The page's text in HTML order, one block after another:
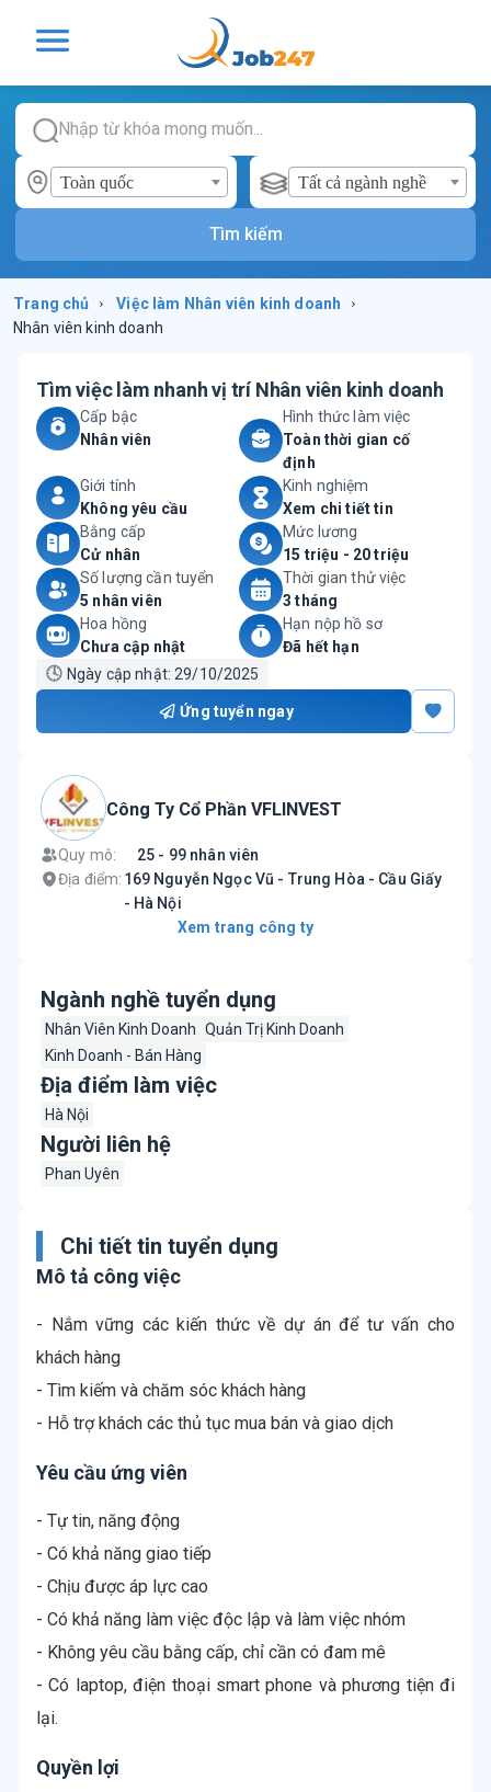
Toàn quốc Tất cả ngành nghề
Tìm kiếm
Trang chủ › Việc làm Nhân viên kinh doanh ›
Nhân viên kinh doanh
Tìm việc làm nhanh vị tríNhân viên kinh doanh
Cấp bậc
Nhân viên
Hình thức làm việc
Toàn thời gian cố
định
Giới tính
Không yêu cầu
Kinh nghiệm
Xem chi tiết tin
Bằng cấp
Cử nhân
Mức lương
15 triệu - 20 triệu
Số lượng cần tuyển
5 nhân viên
Thời gian thử việc
3 tháng
Hoa hồng
Chưa cập nhật
Hạn nộp hồ sơ
Đã hết hạn
🕓 Ngày cập nhật: 29/10/2025
Ứng tuyển ngay
Công Ty Cổ Phần VFLINVEST
Quy mô:
25 - 99 nhân viên
Địa điểm: 169 Nguyễn Ngọc Vũ - Trung Hòa - Cầu Giấy
- Hà Nội
Xem trang công ty
Ngành nghề tuyển dụng
Nhân Viên Kinh Doanh Quản Trị Kinh Doanh
Kinh Doanh - Bán Hàng
Địa điểm làm việc
Hà Nội
Người liên hệ
Phan Uyên
Chi tiết tin tuyển dụng
Mô tả công việc
- Nắm vững các kiến thức về dự án để tư vấn cho
khách hàng
- Tìm kiếm và chăm sóc khách hàng
- Hỗ trợ khách các thủ tục mua bán và giao dịch
Yêu cầu ứng viên
- Tự tin, năng động
- Có khả năng giao tiếp
- Chịu được áp lực cao
- Có khả năng làm việc độc lập và làm việc nhóm
- Không yêu cầu bằng cấp, chỉ cần có đam mê
- Có laptop, điện thoại smart phone và phương tiện đi
lại.
Quyền lợi